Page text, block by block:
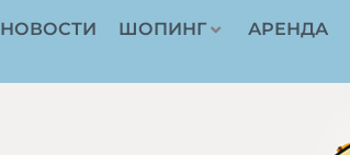
НОВОСТИ ШОПИНГ АРЕНДА